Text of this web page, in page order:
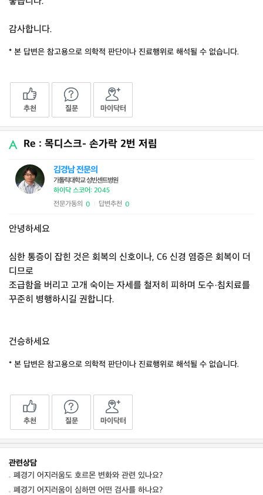
감사합니다.
* 본 답변은 참고용으로 의학적 판단이나 진료행위로 해석될 수 없습니다.
추천 질문 마이닥터
Re : 목디스크- 손가락 2번 저림
김경남 전문의
가톨릭대학교 성빈센트병원
하이닥 스코어: 2045
전문가동의 0 답변추천 0
안녕하세요
심한 통증이 잡힌 것은 회복의 신호이나, C6 신경 염증은 회복이 더
디므로
조급함을 버리고 고개 숙이는 자세를 철저히 피하며 도수·침치료를
꾸준히 병행하시길 권합니다.
건승하세요
* 본 답변은 참고용으로 의학적 판단이나 진료행위로 해석될 수 없습니다.
추천 질문 마이닥터
관련상담
폐경기 어지러움도 호르몬 변화와 관련 있나요?
폐경기 어지러움이 심하면 어떤 검사를 하나요?